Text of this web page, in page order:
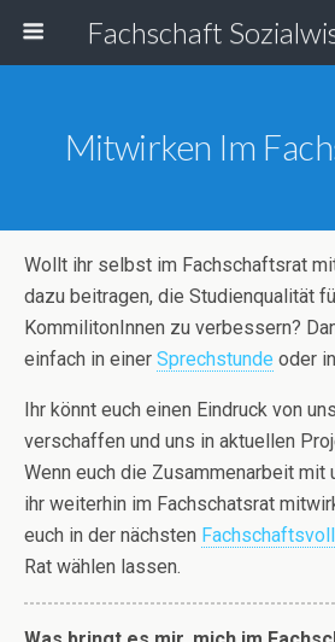
Mitwirken Im
Wollt ihr selbst im Fachschaftsrat
dazu beitragen, die Studienqualität
KommilitonInnen zu verbessern?
einfach in einer Sprechstunde oder
Ihr könnt euch einen Eindruck von
verschaffen und uns in aktuellen
Wenn euch die Zusammenarbeit mit
ihr weiterhin im Fachschatsrat
euch in der nächsten
Rat wählen lassen.